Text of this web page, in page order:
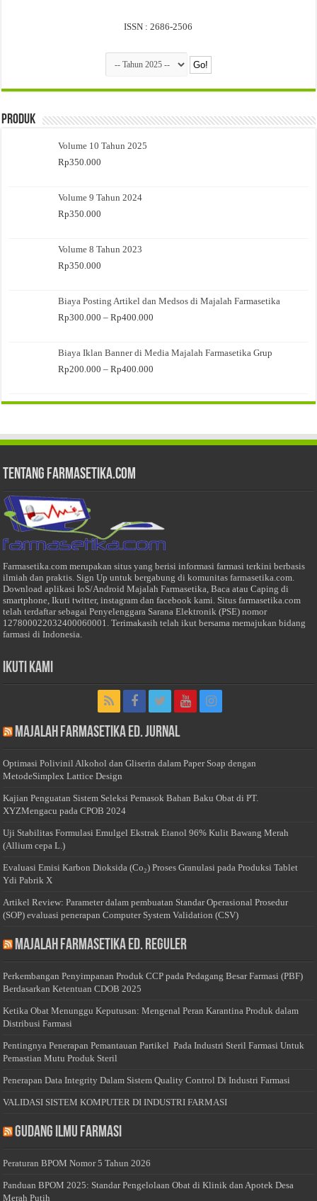
ISSN : 2686-2506
Produk
Volume 10 Tahun 2025
Rp350.000
Volume 9 Tahun 2024
Rp350.000
Volume 8 Tahun 2023
Rp350.000
Biaya Posting Artikel dan Medsos di Majalah Farmasetika
Rp300.000 – Rp400.000
hingga
Biaya Iklan Banner di Media Majalah Farmasetika Grup
Rp200.000 – Rp400.000
hingga
Tentang Farmasetika.com
Farmasetika.com merupakan situs yang berisi informasi farmasi terkini berbasis
ilmiah dan praktis. Sign Up untuk bergabung di komunitas farmasetika.com.
Download aplikasi IoS/Android Majalah Farmasetika, Baca atau Caping di
smartphone, Ikuti twitter, instagram dan facebook kami. Situs farmasetika.com
telah terdaftar sebagai Penyelenggara Sarana Elektronik (PSE) nomor
127800022032400060001. Terimakasih telah ikut bersama memajukan bidang
farmasi di Indonesia.
Ikuti Kami
Majalah Farmasetika Ed. Jurnal
Optimasi Polivinil Alkohol dan Gliserin dalam Paper Soap dengan
MetodeSimplex Lattice Design
Kajian Penguatan Sistem Seleksi Pemasok Bahan Baku Obat di PT.
XYZMengacu pada CPOB 2024
Uji Stabilitas Formulasi Emulgel Ekstrak Etanol 96% Kulit Bawang Merah
(Allium cepa L.)
Evaluasi Emisi Karbon Dioksida (Co₂) Proses Granulasi pada Produksi Tablet
Ydi Pabrik X
Artikel Review: Parameter dalam pembuatan Standar Operasional Prosedur
(SOP) evaluasi penerapan Computer System Validation (CSV)
Majalah Farmasetika Ed. Reguler
Perkembangan Penyimpanan Produk CCP pada Pedagang Besar Farmasi (PBF)
Berdasarkan Ketentuan CDOB 2025
Ketika Obat Menunggu Keputusan: Mengenal Peran Karantina Produk dalam
Distribusi Farmasi
Pentingnya Penerapan Pemantauan Partikel Pada Industri Steril Farmasi Untuk
Pemastian Mutu Produk Steril
Penerapan Data Integrity Dalam Sistem Quality Control Di Industri Farmasi
VALIDASI SISTEM KOMPUTER DI INDUSTRI FARMASI
Gudang Ilmu Farmasi
Peraturan BPOM Nomor 5 Tahun 2026
Panduan BPOM 2025: Standar Pengelolaan Obat di Klinik dan Apotek Desa
Merah Putih